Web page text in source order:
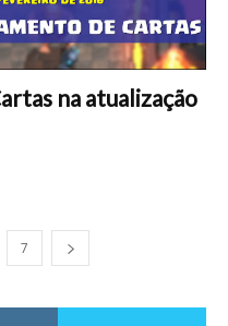
na atualização
7